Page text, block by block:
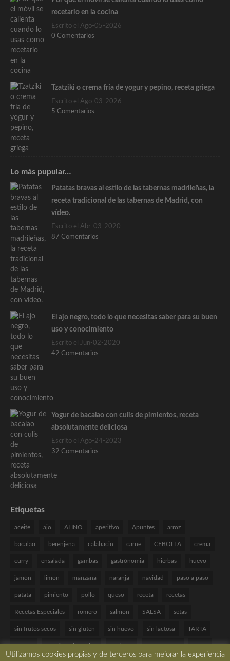
recetario en la cocina
Escrito el Ago-05-2026
0 Comentarios
Tzatziki o crema fría de yogur y pepino, receta griega
Escrito el Ago-03-2026
5 Comentarios
Lo más pupular…
Patatas bravas al estilo de las tabernas madrileñas, la
receta tradicional de las tabernas de Madrid, con
vídeo.
Escrito el Abr-03-2020
87 Comentarios
El ajo negro, todo lo que necesitas saber para su buen
uso y conocimiento
Escrito el Jun-02-2020
42 Comentarios
Yogur de bacalao con culis de pimientos, receta
absolutamente deliciosa
Escrito el Ago-24-2023
32 Comentarios
Etiquetas
aceite ajo ALIÑO aperitivo Apuntes arroz
bacalao berenjena calabacin carne CEBOLLA crema
curry ensalada gambas gastrónomia hierbas huevo
jamón limon manzana naranja navidad paso a paso
patata pimiento pollo queso receta recetas
Recetas Especiales romero salmon SALSA setas
sin frutos secos sin gluten sin huevo sin lactosa TARTA
tomate Técnicas de cocina verduras VINAGRETA yogur
Utilizamos cookies propias y de terceros para mejorar la experiencia